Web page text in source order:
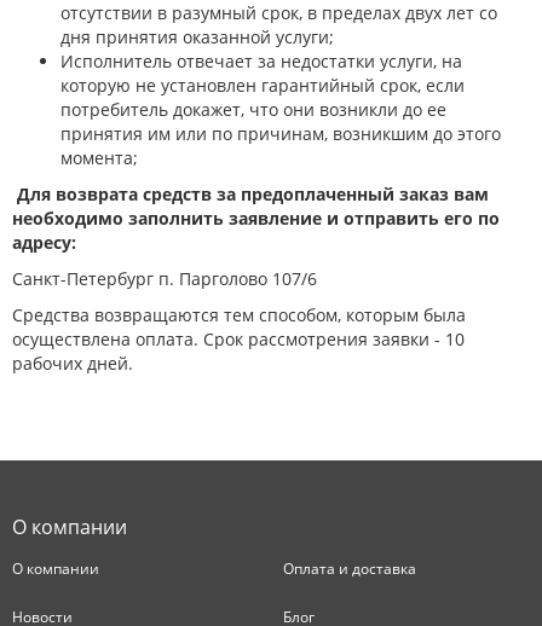
отсутствии в разумный срок, в пределах двух лет со
дня принятия оказанной услуги;
Исполнитель отвечает за недостатки услуги, на
которую не установлен гарантийный срок, если
потребитель докажет, что они возникли до ее
принятия им или по причинам, возникшим до этого
момента;
Для возврата средств за предоплаченный заказ вам
необходимо заполнить заявление и отправить его по
адресу:
Санкт-Петербург п. Парголово 107/6
Средства возвращаются тем способом, которым была
осуществлена оплата. Срок рассмотрения заявки - 10
рабочих дней.
О компании
О компании Оплата и доставка
Новости Блог